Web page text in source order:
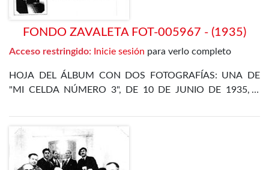
FONDO ZAVALETA FOT-005967 - (1935)
Acceso restringido: Inicie sesión para verlo completo
HOJA DEL ÁLBUM CON DOS FOTOGRAFÍAS: UNA DE
"MI CELDA NÚMERO 3", DE 10 DE JUNIO DE 1935, Y
DEPARTAMENTO ESPECIAL, DE 31 DE DICIEMBRE DE
1935